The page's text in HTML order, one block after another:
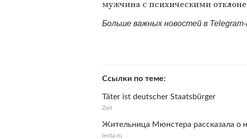
мужчина с психическими
Больше важных новостей в
Ссылки по теме
Täter ist deutscher Staatsbürger
Zeit
Жительница Мюнстера рассказала о
lenta.ru